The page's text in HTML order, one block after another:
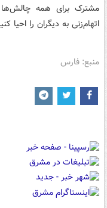
مشترک برای همه چالش‌ها
اتهام‌زنی به دیگران را احیا
منبع: فارس